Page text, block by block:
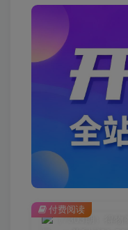
付费阅读